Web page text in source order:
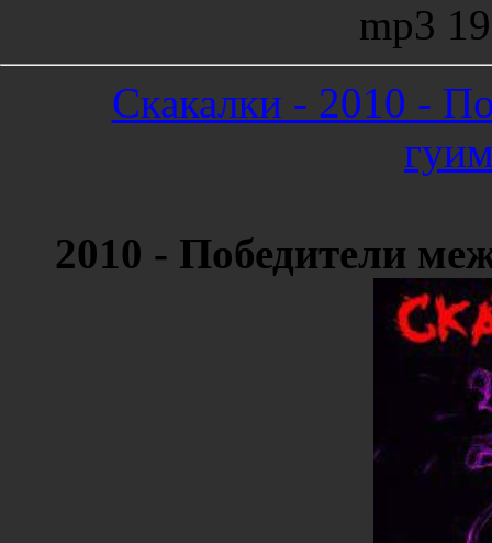
mp3
Скакалки - 2010 -
2010 - Победители